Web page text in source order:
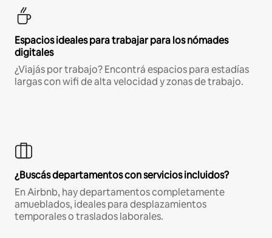
Espacios ideales para trabajar para los nómades
digitales
¿Viajás por trabajo? Encontrá espacios para estadías
largas con wifi de alta velocidad y zonas de trabajo.
¿Buscás departamentos con servicios incluidos?
En Airbnb, hay departamentos completamente
amueblados, ideales para desplazamientos
temporales o traslados laborales.